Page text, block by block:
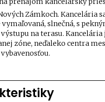
Zámkoch. Kancelária
vymaľovaná, slnečná, s
na terasu. Kancelária
zóne, neďaleko centra